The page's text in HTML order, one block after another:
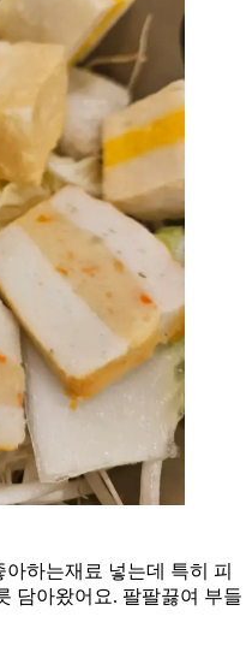
하는재료 넣는데 특히 피
담아왔어요. 팔팔끓여 부들